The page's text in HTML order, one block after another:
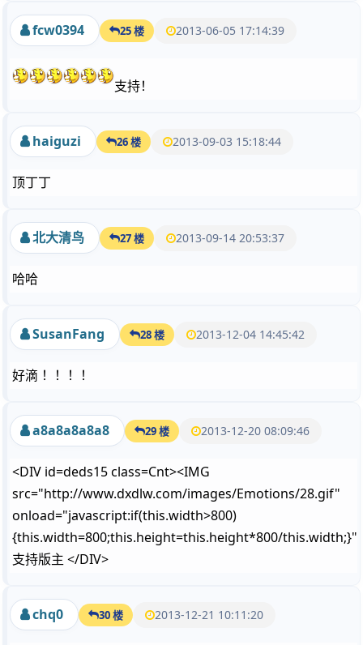
fcw0394 25 楼 2013-06-05 17:14:39
支持！
haiguzi 26 楼 2013-09-03 15:18:44
顶丁丁
北大清鸟 27 楼 2013-09-14 20:53:37
哈哈
SusanFang 28 楼 2013-12-04 14:45:42
好滴 ！！！！
a8a8a8a8a8 29 楼 2013-12-20 08:09:46
<DIV id=deds15 class=Cnt><IMG
src="http://www.dxdlw.com/images/Emotions/28.gif"
onload="javascript:if(this.width>800)
{this.width=800;this.height=this.height*800/
支持版主 </DIV>
chq0 30 楼 2013-12-21 10:11:20